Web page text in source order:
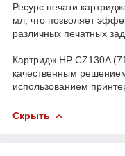
Ресурс печати
мл, что позволяет
различных печатных
Картридж HP CZ130A
качественным
использованием
Скрыть